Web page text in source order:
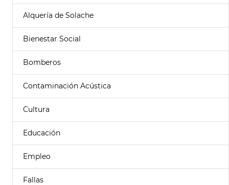
Alquería de Solache
Bienestar Social
Bomberos
Contaminación Acústica
Cultura
Educación
Empleo
Fallas